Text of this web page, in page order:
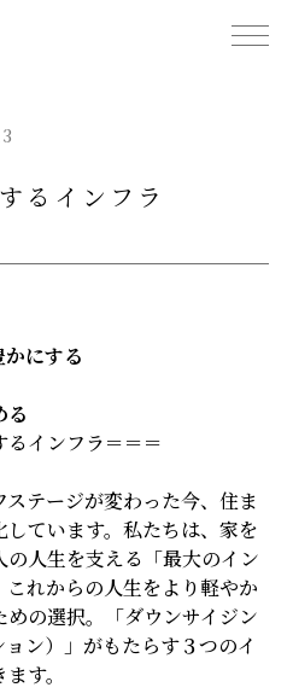
るインフラ
にする
る
インフラ＝＝＝
テージが変わった今、住ま
ています。私たちは、家を
人生を支える「最大のイン
れからの人生をより軽やか
の選択。「ダウンサイジン
ン）」がもたらす３つのイ
す。